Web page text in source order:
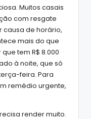
Muitos casais
com resgate
causa de horário,
mais do que
tem R$ 8.000
à noite, que só
feira. Para
remédio urgente,
render muito.